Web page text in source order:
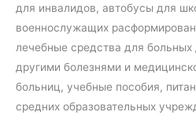
для инвалидов, автобусы для
военнослужащих
лечебные средства для больных
другими болезнями и
больниц, учебные пособия,
средних образовательных